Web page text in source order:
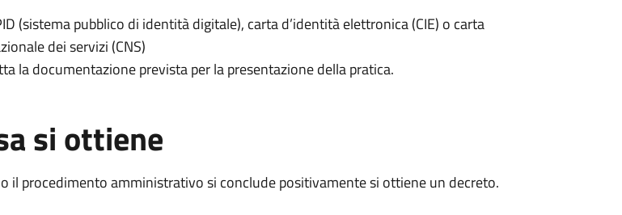
(sistema pubblico di identità digitale), carta d’identità elettronica (CIE) o carta
dei servizi (CNS)
la documentazione prevista per la presentazione della pratica.
si ottiene
il procedimento amministrativo si conclude positivamente si ottiene un decreto.